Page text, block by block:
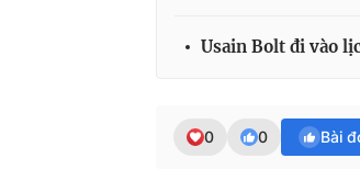
Usain Bolt đi vào
0 0 Bài